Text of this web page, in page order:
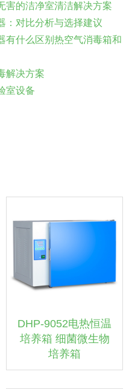
害的洁净室清洁解决方案
：对比分析与选择建议
有什么区别热空气消毒箱和
解决方案
室设备
DHP-9052电热恒温
培养箱 细菌微生物
培养箱